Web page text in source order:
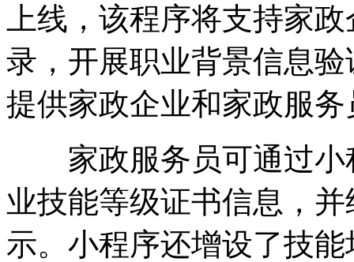
上线，该程序将支持家
录，开展职业背景信息
提供家政企业和家政服
家政服务员可通过小
业技能等级证书信息，
示。小程序还增设了技